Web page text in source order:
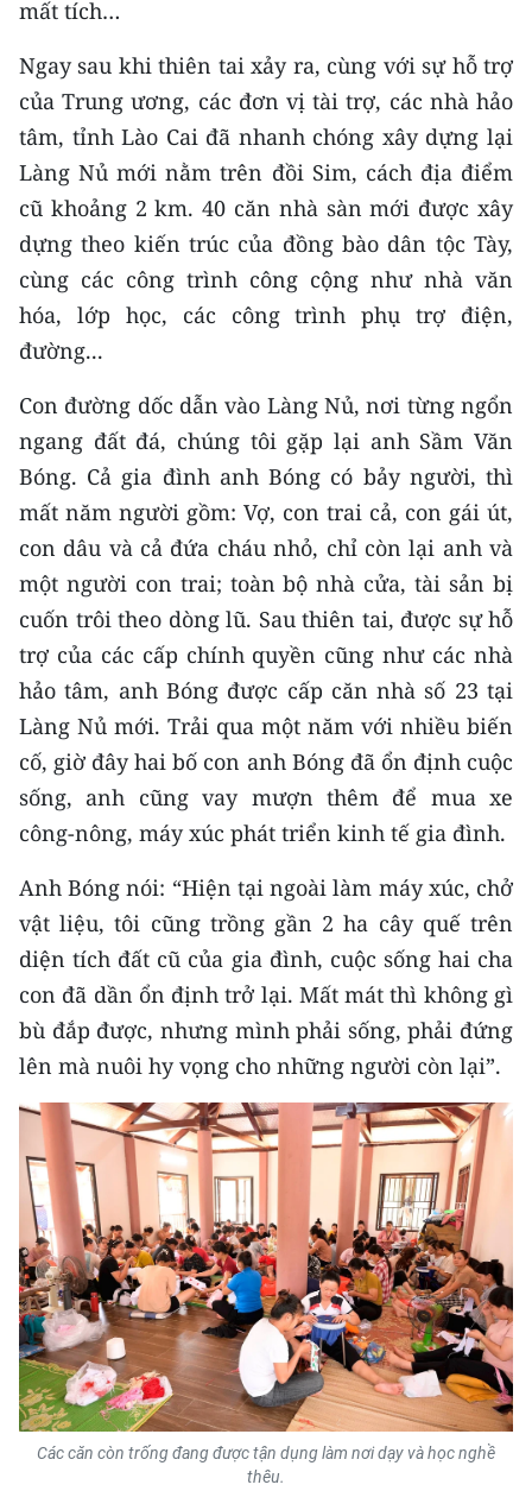
Media Chính trị
Media Kinh tế
Media Văn hóa
Media Xã hội
Media Pháp luật
Media Du lịch
Media Thế giới
Media Thể thao
Media Giáo dục
Media Y tế
Media Khoa học - Công nghệ
Media Môi trường
Infographic
TIN MỚI
TIN ĐỊA PHƯƠNG
Trung du và miền núi phía Bắc
Đồng bằng sông Hồng
Bắc Trung Bộ
Duyên hải Nam Trung Bộ và Tây
Nguyên
Đông Nam Bộ
Đồng bằng sông Cửu Long
Chuyên trang Hà Nội
Chuyên trang TP. Hồ Chí Minh
CHUYÊN ĐỀ
CÁC CHUYÊN TRANG
mất tích…
Ngay sau khi thiên tai xảy ra, cùng với sự hỗ trợ
của Trung ương, các đơn vị tài trợ, các nhà hảo
tâm, tỉnh Lào Cai đã nhanh chóng xây dựng lại
Làng Nủ mới nằm trên đồi Sim, cách địa điểm
cũ khoảng 2 km. 40 căn nhà sàn mới được xây
dựng theo kiến trúc của đồng bào dân tộc Tày,
cùng các công trình công cộng như nhà văn
hóa, lớp học, các công trình phụ trợ điện,
đường...
Con đường dốc dẫn vào Làng Nủ, nơi từng ngổn
ngang đất đá, chúng tôi gặp lại anh Sầm Văn
Bóng. Cả gia đình anh Bóng có bảy người, thì
mất năm người gồm: Vợ, con trai cả, con gái út,
con dâu và cả đứa cháu nhỏ, chỉ còn lại anh và
một người con trai; toàn bộ nhà cửa, tài sản bị
cuốn trôi theo dòng lũ. Sau thiên tai, được sự hỗ
trợ của các cấp chính quyền cũng như các nhà
hảo tâm, anh Bóng được cấp căn nhà số 23 tại
Làng Nủ mới. Trải qua một năm với nhiều biến
cố, giờ đây hai bố con anh Bóng đã ổn định cuộc
sống, anh cũng vay mượn thêm để mua xe
công-nông, máy xúc phát triển kinh tế gia đình.
Anh Bóng nói: “Hiện tại ngoài làm máy xúc, chở
vật liệu, tôi cũng trồng gần 2 ha cây quế trên
diện tích đất cũ của gia đình, cuộc sống hai cha
con đã dần ổn định trở lại. Mất mát thì không gì
bù đắp được, nhưng mình phải sống, phải đứng
lên mà nuôi hy vọng cho những người còn lại”.
Các căn còn trống đang được tận dụng làm nơi dạy và học nghề
thêu.